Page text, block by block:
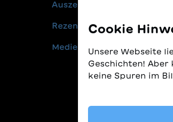
Auszeichnungen
Rezensionen
Medienmitteilungen
Cookie
Unsere Webseite
Geschichten! Aber
keine Spuren im
Wir nehmen den
gleichzeitig, dass
finden. Diese